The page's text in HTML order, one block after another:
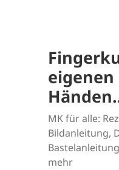
eigenen
MK für alle:
Bildanleitung,
mehr